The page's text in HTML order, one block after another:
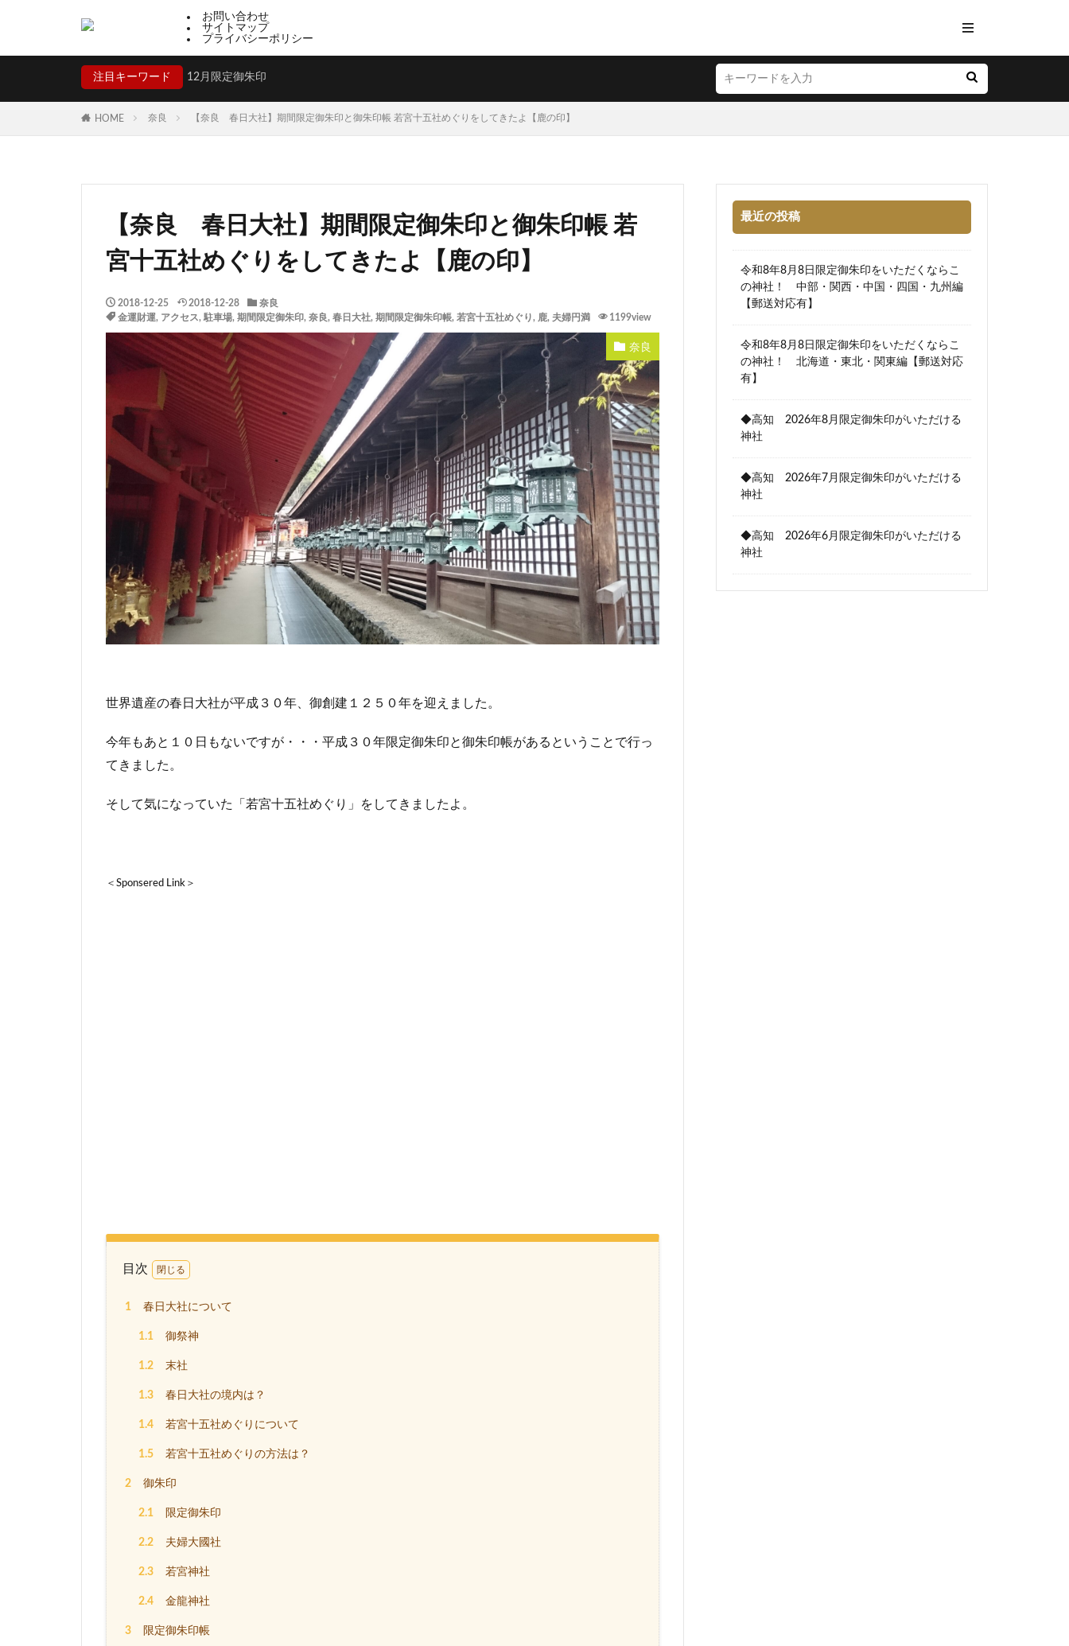
お問い合わせ
サイトマップ
プライバシーポリシー
注目キーワード 12月限定御朱印
HOME 奈良 【奈良 春日大社】期間限定御朱印と御朱印帳 若宮十五社めぐりをしてきたよ【鹿の印】
【奈良 春日大社】期間限定御朱印と御朱印帳 若
宮十五社めぐりをしてきたよ【鹿の印】
2018-12-25 2018-12-28
奈良
金運財運, アクセス, 駐車場, 期間限定御朱印, 奈良, 春日大社, 期間限定御朱印帳, 若宮十五社めぐり, 鹿, 夫婦円満 1199view
奈良
世界遺産の春日大社が平成３０年、御創建１２５０年を迎えました。
今年もあと１０日もないですが・・・平成３０年限定御朱印と御朱印帳があるということで行っ
てきました。
そして気になっていた「若宮十五社めぐり」をしてきましたよ。
＜Sponsered Link＞
目次
1 春日大社について
1.1 御祭神
1.2 末社
1.3 春日大社の境内は？
1.4 若宮十五社めぐりについて
1.5 若宮十五社めぐりの方法は？
2 御朱印
2.1 限定御朱印
2.2 夫婦大國社
2.3 若宮神社
2.4 金龍神社
3 限定御朱印帳
最近の投稿
令和8年8月8日限定御朱印をいただくならこ
の神社！ 中部・関西・中国・四国・九州編
【郵送対応有】
令和8年8月8日限定御朱印をいただくならこ
の神社！ 北海道・東北・関東編【郵送対応
有】
◆高知 2026年8月限定御朱印がいただける
神社
◆高知 2026年7月限定御朱印がいただける
神社
◆高知 2026年6月限定御朱印がいただける
神社